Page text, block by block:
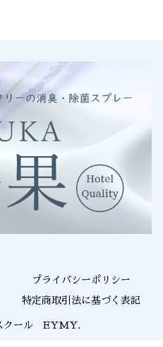
プライバシーポリシー
特定商取引法に基づく表記
クール EYMY.